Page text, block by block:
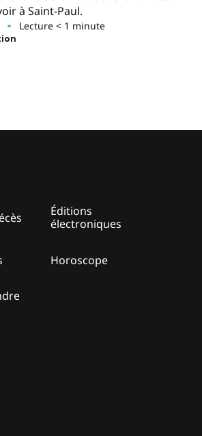
à Saint-Paul.
Lecture < 1 minute
Éditions
électroniques
Horoscope